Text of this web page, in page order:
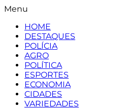
Menu
HOME
DESTAQUES
POLÍCIA
AGRO
POLÍTICA
ESPORTES
ECONOMIA
CIDADES
VARIEDADES